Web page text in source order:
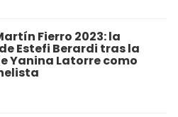
Fierro 2023: la
Estefi Berardi tras la
Yanina Latorre como